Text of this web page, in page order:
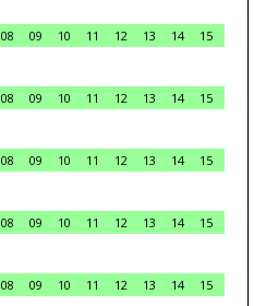
08 09 10 11 12 13 14
15
08 09 10 11 12 13 14
15
08 09 10 11 12 13 14
15
08 09 10 11 12 13 14
15
08 09 10 11 12 13 14
15